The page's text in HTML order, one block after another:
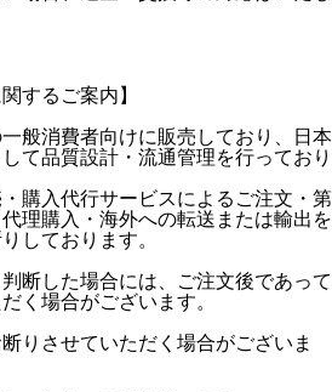
するご案内】
般消費者向けに販売しており、日本
て品質設計・流通管理を行っており
購入代行サービスによるご注文・第
理購入・海外への転送または輸出を
しております。
断した場合には、ご注文後であって
く場合がございます。
りさせていただく場合がございま